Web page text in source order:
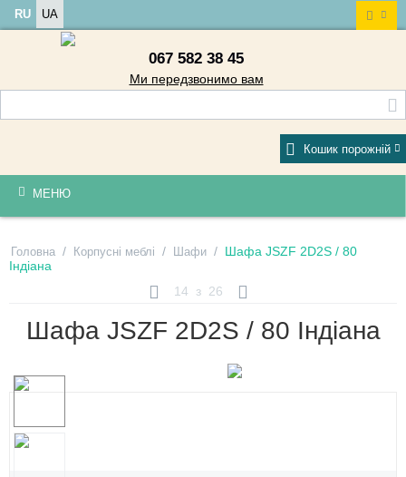
RU UA
067 582 38 45
Ми передзвонимо вам
Кошик порожній
МЕНЮ
Головна / Корпусні меблі / Шафи / Шафа JSZF 2D2S / 80
Індіана
14
з 26
Шафа JSZF 2D2S / 80 Індіана